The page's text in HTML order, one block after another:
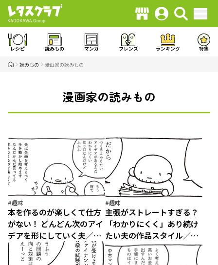
レシピ 読みもの マンガ フレンズ ランキング 特集
読みもの 漫画家の読みもの
漫画家の読みもの
#趣味
本を作るのが楽しくて仕方
がない！ どんどん次のアイ
デアを形にしていく夫／売
れないマンガ家の貧しくな
い生活（13）
#趣味
主張がストレートすぎる？
「わかりにくく」あり続け
たい夫の作品スタイル／売
れないマンガ家の貧しくな
い生活（12）